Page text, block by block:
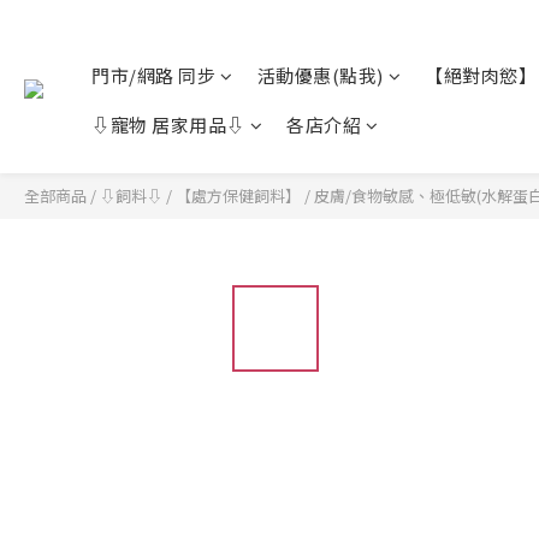
門市/網路 同步 活動優惠(點我)
【絕對肉慾】
⇩寵物 居家用品⇩
各店介紹
全部商品 / ⇩飼料⇩ / 【處方保健飼料】 / 皮膚/食物敏感、極低敏(水解蛋